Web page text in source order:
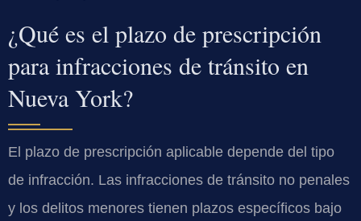
¿Qué es el plazo de prescripción
para infracciones de tránsito en
Nueva York?
El plazo de prescripción aplicable depende del tipo
de infracción. Las infracciones de tránsito no penales
y los delitos menores tienen plazos específicos bajo